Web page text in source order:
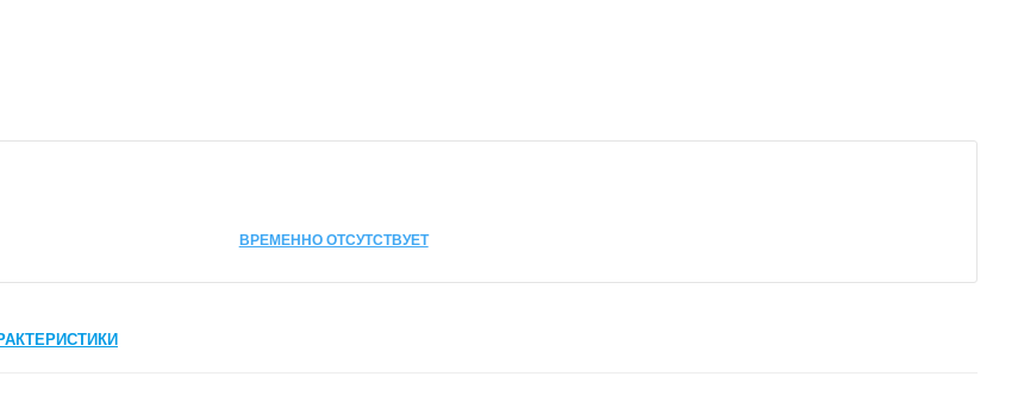
ВРЕМЕННО ОТСУТСТВУЕТ